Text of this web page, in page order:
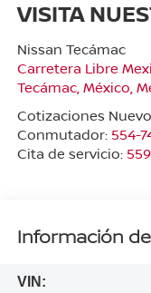
VISITA
Nissan Tecámac
Carretera Libre
Tecámac, México,
Cotizaciones
Conmutador: 554-
Cita de servicio:
Información
VIN: